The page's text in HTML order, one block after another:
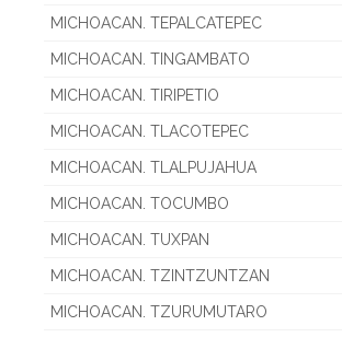
MICHOACAN. TEPALCATEPEC
MICHOACAN. TINGAMBATO
MICHOACAN. TIRIPETIO
MICHOACAN. TLACOTEPEC
MICHOACAN. TLALPUJAHUA
MICHOACAN. TOCUMBO
MICHOACAN. TUXPAN
MICHOACAN. TZINTZUNTZAN
MICHOACAN. TZURUMUTARO